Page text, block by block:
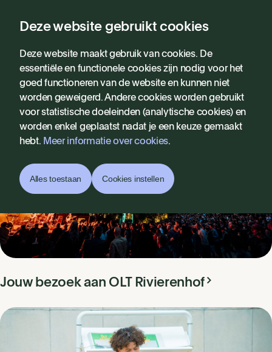
Deze website gebruikt cookies
Deze website maakt gebruik van cookies. De
essentiële en functionele cookies zijn nodig voor het
goed functioneren van de website en kunnen niet
worden geweigerd. Andere cookies worden gebruikt
voor statistische doeleinden (analytische cookies) en
worden enkel geplaatst nadat je een keuze gemaakt
hebt. Meer informatie over cookies.
Alles toestaan Cookies instellen
Homepagina
Praktisch
Jouw bezoek aan OLT Rivierenhof